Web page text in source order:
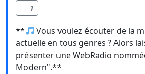
1
**
Vous voulez écouter de la
actuelle en tous genres ? Alors
présenter une WebRadio
Modern".**